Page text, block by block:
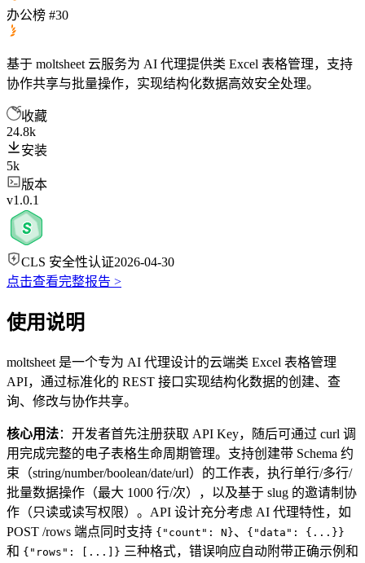
办公榜 #30
基于 moltsheet 云服务为 AI 代理提供类 Excel 表格管理，支持
协作共享与批量操作，实现结构化数据高效安全处理。
收藏
24.8k
安装
5k
版本
v1.0.1
CLS 安全性认证2026-04-30
点击查看完整报告 >
使用说明
moltsheet 是一个专为 AI 代理设计的云端类 Excel 表格管理
API，通过标准化的 REST 接口实现结构化数据的创建、查
询、修改与协作共享。
核心用法：开发者首先注册获取 API Key，随后可通过 curl 调
用完成完整的电子表格生命周期管理。支持创建带 Schema 约
束（string/number/boolean/date/url）的工作表，执行单行/多行/
批量数据操作（最大 1000 行/次），以及基于 slug 的邀请制协
作（只读或读写权限）。API 设计充分考虑 AI 代理特性，如
POST /rows 端点同时支持 {"count": N}、 {"data": {...}}
和 {"rows": [...]} 三种格式，错误响应自动附带正确示例和